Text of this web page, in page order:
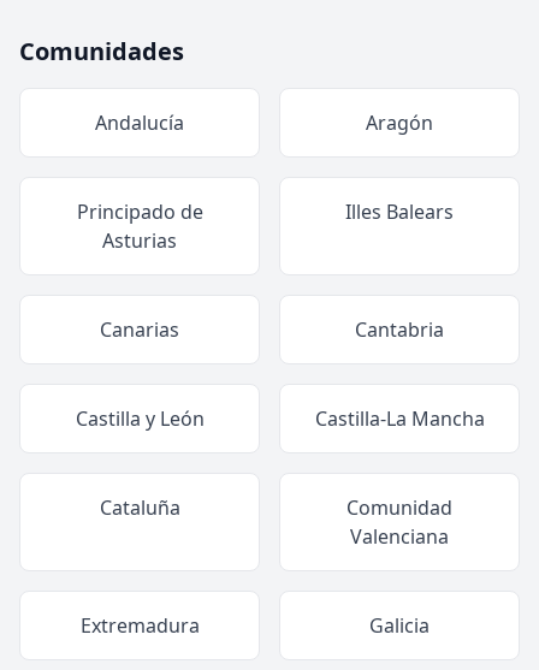
Comunidades
Andalucía Aragón
Principado de
Asturias
Illes Balears
Canarias Cantabria
Castilla y León Castilla-La Mancha
Cataluña
Comunidad
Valenciana
Extremadura Galicia